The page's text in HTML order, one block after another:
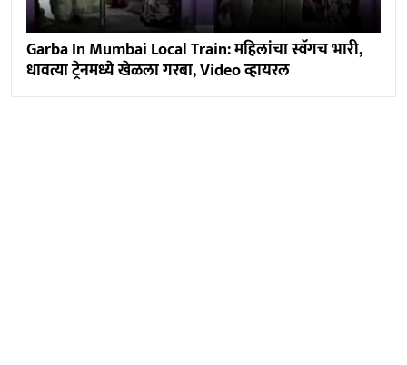
Garba In Mumbai Local Train: महिलांचा स्वॅगच भारी,
धावत्या ट्रेनमध्ये खेळला गरबा, Video व्हायरल